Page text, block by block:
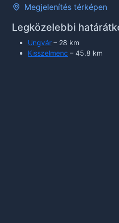
Megjelenítés térképen
Legközelebbi
Ungvár – 28 km
Kisszelmenc – 45.8 km